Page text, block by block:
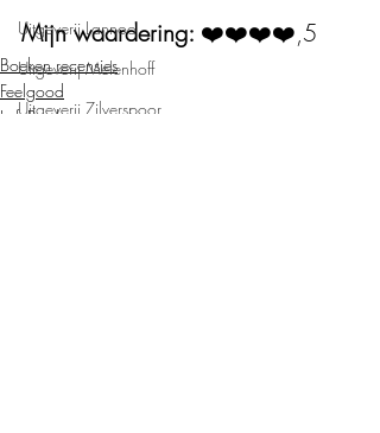
Uitgeverij Lannoo
Uitgeverij Melenhoff
Uitgeverij Zilverspoor
Mijn waardering: ❤️❤️❤️❤️,5
Boeken recensies
Feelgood
Loft Books